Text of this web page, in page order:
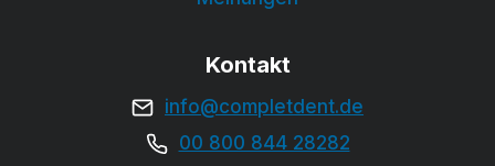
Kontakt
info@completdent.de
00 800 844 28282